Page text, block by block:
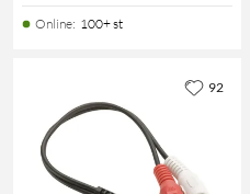
Online: 100+ st
92